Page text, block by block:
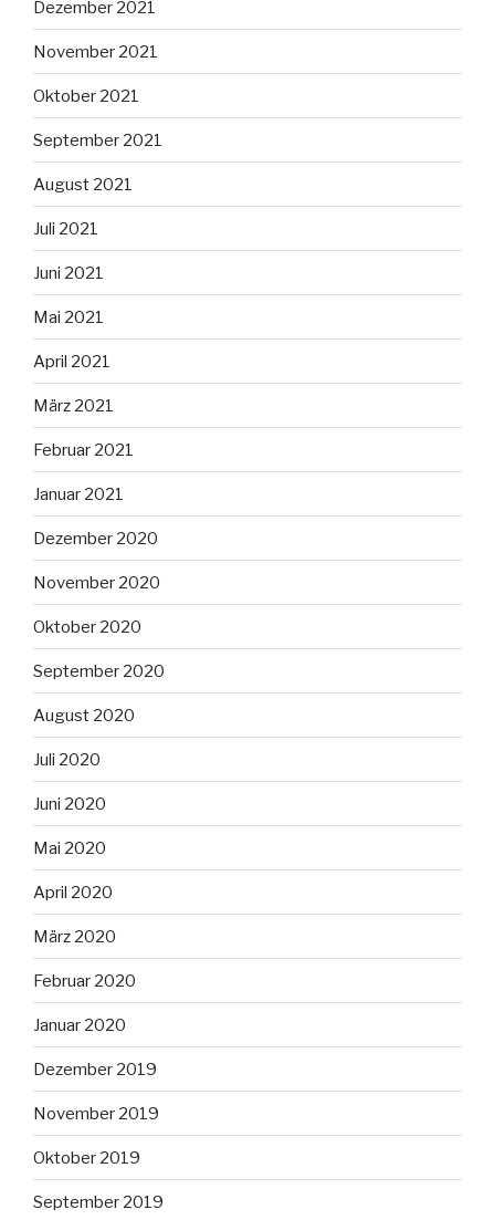
Dezember 2021
November 2021
Oktober 2021
September 2021
August 2021
Juli 2021
Juni 2021
Mai 2021
April 2021
März 2021
Februar 2021
Januar 2021
Dezember 2020
November 2020
Oktober 2020
September 2020
August 2020
Juli 2020
Juni 2020
Mai 2020
April 2020
März 2020
Februar 2020
Januar 2020
Dezember 2019
November 2019
Oktober 2019
September 2019